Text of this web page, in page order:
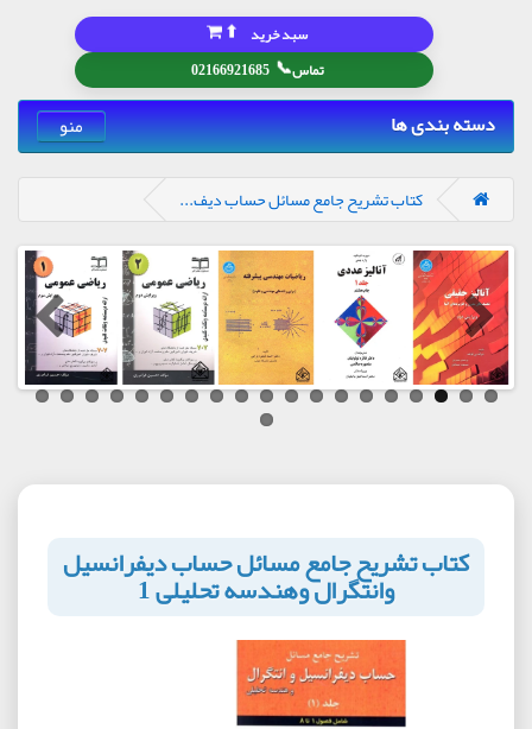
تماس📞
02166921685
سبد خرید ⬆
دسته بندی ها منو
کتاب تشریح جامع مسائل حساب دیف...
کتاب تشریح جامع مسائل حساب دیفرانسیل
وانتگرال وهندسه تحلیلی 1